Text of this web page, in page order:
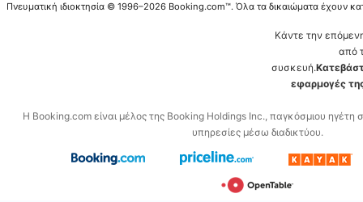
Πνευματική ιδιοκτησία © 1996–2026 Booking.com™. Όλα τα δικαιώματα έχουν
Κάντε την
από
συσκευή.
εφαρμογές
Η Booking.com είναι μέλος της Booking Holdings Inc., παγκόσμιου ηγέτη
υπηρεσίες μέσω διαδικτύου.